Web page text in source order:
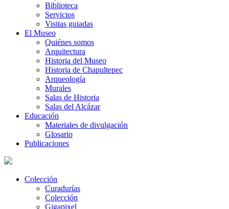
Biblioteca
Servicios
Visitas guiadas
El Museo
Quiénes somos
Arquitectura
Historia del Museo
Historia de Chapultepec
Arqueología
Murales
Salas de Historia
Salas del Alcázar
Educación
Materiales de divulgación
Glosario
Publicaciones
Colección
Curadurías
Colección
Gigapixel